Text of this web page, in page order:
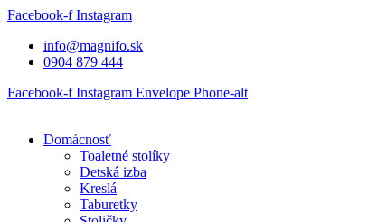
Preskočiť
obsah
Facebook-f Instagram
info@magnifo.sk
0904 879 444
Facebook-f Instagram Envelope Phone-alt
Domácnosť
Toaletné stolíky
Detská izba
Kreslá
Taburetky